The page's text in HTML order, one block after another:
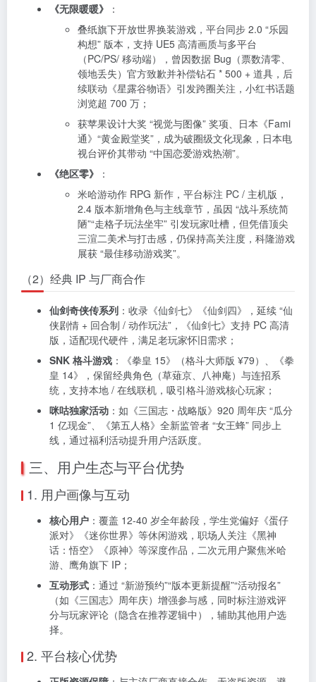
《无限暖暖》
：
叠纸旗下开放世界换装游戏，平台同步 2.0 “乐园
构想” 版本，支持 UE5 高清画质与多平台
（PC/PS/ 移动端），曾因数据 Bug（票数清零、
领地丢失）官方致歉并补偿钻石 * 500 + 道具，后
续联动《星露谷物语》引发跨圈关注，小红书话题
浏览超 700 万；
获苹果设计大奖 “视觉与图像” 奖项、日本《Fami
通》“黄金殿堂奖”，成为破圈级文化现象，日本电
视台评价其带动 “中国恋爱游戏热潮”。
《绝区零》
：
米哈游动作 RPG 新作，平台标注 PC / 主机版，
2.4 版本新增角色与主线章节，虽因 “战斗系统简
陋”“走格子玩法坐牢” 引发玩家吐槽，但凭借顶尖
三渲二美术与打击感，仍保持高关注度，科隆游戏
展获 “最佳移动游戏奖”。
（2）经典 IP 与厂商合作
仙剑奇侠传系列 ：收录《仙剑七》《仙剑四》，延续 “仙
侠剧情 + 回合制 / 动作玩法”，《仙剑七》支持 PC 高清
版，适配现代硬件，满足老玩家怀旧需求；
SNK 格斗游戏 ：《拳皇 15》（格斗大师版 ¥79）、《拳
皇 14》，保留经典角色（草薙京、八神庵）与连招系
统，支持本地 / 在线联机，吸引格斗游戏核心玩家；
咪咕独家活动 ：如《三国志・战略版》920 周年庆 “瓜分
1 亿现金”、《第五人格》全新监管者 “女王蜂” 同步上
线，通过福利活动提升用户活跃度。
三、用户生态与平台优势
1. 用户画像与互动
核心用户 ：覆盖 12-40 岁全年龄段，学生党偏好《蛋仔
派对》《迷你世界》等休闲游戏，职场人关注《黑神
话：悟空》《原神》等深度作品，二次元用户聚焦米哈
游、鹰角旗下 IP；
互动形式 ：通过 “新游预约”“版本更新提醒”“活动报名”
（如《三国志》周年庆）增强参与感，同时标注游戏评
分与玩家评论（隐含在推荐逻辑中），辅助其他用户选
择。
2. 平台核心优势